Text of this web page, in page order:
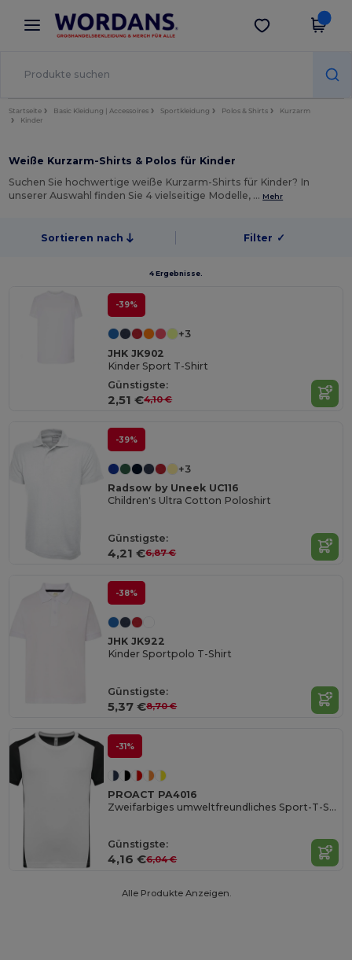
× Wordans App
Bessere Preise in der App!
App holen
Startseite Basic Kleidung | Accessoires Sportkleidung Polos & Shirts
Kurzarm
Kinder
Weiße Kurzarm-Shirts & Polos für Kinder
Suchen Sie hochwertige weiße Kurzarm-Shirts für Kinder? In
unserer Auswahl finden Sie 4 vielseitige Modelle, … Mehr
Sortieren nach Filter ✓
4 Ergebnisse.
-39%
+3
JHK JK902
Kinder Sport T-Shirt
Günstigste:
2,51 €4,10 €
-39%
+3
Radsow by Uneek UC116
Children's Ultra Cotton Poloshirt
Günstigste:
4,21 €6,87 €
-38%
JHK JK922
Kinder Sportpolo T-Shirt
Günstigste:
5,37 €8,70 €
-31%
PROACT PA4016
Zweifarbiges umweltfreundliches Sport-T-Shirt für Kinder
Günstigste:
4,16 €6,04 €
Alle Produkte Anzeigen.